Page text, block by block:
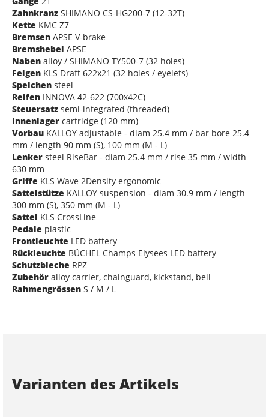
Zahnkranz SHIMANO CS-HG200-7 (12-32T)
Kette KMC Z7
Bremsen APSE V-brake
Bremshebel APSE
Naben alloy / SHIMANO TY500-7 (32 holes)
Felgen KLS Draft 622x21 (32 holes / eyelets)
Speichen steel
Reifen INNOVA 42-622 (700x42C)
Steuersatz semi-integrated (threaded)
Innenlager cartridge (120 mm)
Vorbau KALLOY adjustable - diam 25.4 mm / bar bore 25.4
mm / length 90 mm (S), 100 mm (M - L)
Lenker steel RiseBar - diam 25.4 mm / rise 35 mm / width
630 mm
Griffe KLS Wave 2Density ergonomic
Sattelstütze KALLOY suspension - diam 30.9 mm / length
300 mm (S), 350 mm (M - L)
Sattel KLS CrossLine
Pedale plastic
Frontleuchte LED battery
Rückleuchte BÜCHEL Champs Elysees LED battery
Schutzbleche RPZ
Zubehör alloy carrier, chainguard, kickstand, bell
Rahmengrössen S / M / L
Varianten des Artikels